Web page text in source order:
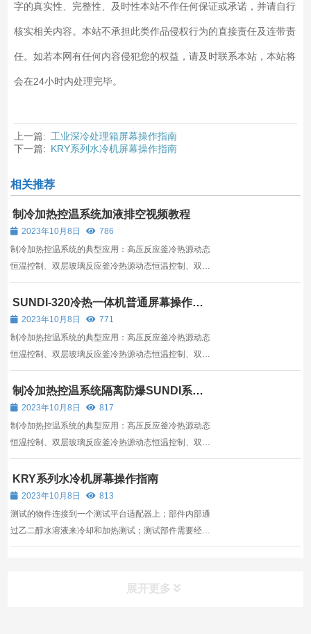
字的真实性、完整性、及时性本站不作任何保证或承诺，并请自行
核实相关内容。本站不承担此类作品侵权行为的直接责任及连带责
任。如若本网有任何内容侵犯您的权益，请及时联系本站，本站将
会在24小时内处理完毕。
上一篇: 工业深冷处理箱屏幕操作指南
下一篇: KRY系列水冷机屏幕操作指南
相关推荐
制冷加热控温系统加液排空视频教程
2023年10月8日
786
制冷加热控温系统的典型应用：高压反应釜冷热源动态
恒温控制、双层玻璃反应釜冷热源动态恒温控制、双层
反应釜冷热源动态恒温控制、微通道反应器冷热源恒温
控制；小型恒温控制系统、蒸馏系统控温、材料低温高
温老化测试、组合化学冷源热源恒温控制、半导体设备
冷...
SUNDI-320冷热一体机普通屏幕操作指
南2023年10月8日
771
制冷加热控温系统的典型应用：高压反应釜冷热源动态
恒温控制、双层玻璃反应釜冷热源动态恒温控制、双层
反应釜冷热源动态恒温控制、微通道反应器冷热源恒温
控制；小型恒温控制系统、蒸饱系统控温、材料低温高
温老化测试、组合化学冷源热源恒温控制、半导体设备
冷却加...
制冷加热控温系统隔离防爆SUNDI系列
屏幕操作指南
2023年10月8日
817
制冷加热控温系统的典型应用：高压反应釜冷热源动态
恒温控制、双层玻璃反应釜冷热源动态恒温控制、双层
反应釜冷热源动态恒温控制、微通道反应器冷热源恒温
控制；小型恒温控制系统、蒸饱系统控温、材料低温高
温老化测试、组合化学冷源热源恒温控制、半导体设备
冷却加...
KRY系列水冷机屏幕操作指南
2023年10月8日
813
测试的物件连接到一个测试平台适配器上；部件内部通
过乙二醇水溶液来冷却和加热测试；测试部件需要经历
一个特定的温度变化曲线，并且记录温度的变化。温度
展开更多